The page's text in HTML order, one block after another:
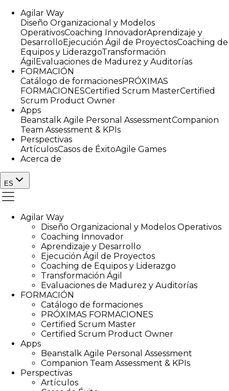
Agilar Way
Diseño Organizacional y Modelos
OperativosCoaching InnovadorAprendizaje y
DesarrolloEjecución Ágil de ProyectosCoaching de
Equipos y LiderazgoTransformación
Ágil Evaluaciones de Madurez y Auditorías
FORMACIÓN
Catálogo de formacionesPRÓXIMAS
FORMACIONESCertified Scrum MasterCertified
Scrum Product Owner
Apps
Beanstalk Agile Personal AssessmentCompanion
Team Assessment & KPIs
Perspectivas
ArtículosCasos de ÉxitoAgile Games
Acerca de
ES
Agilar Way
Diseño Organizacional y Modelos Operativos
Coaching Innovador
Aprendizaje y Desarrollo
Ejecución Ágil de Proyectos
Coaching de Equipos y Liderazgo
Transformación Ágil
Evaluaciones de Madurez y Auditorías
FORMACIÓN
Catálogo de formaciones
PRÓXIMAS FORMACIONES
Certified Scrum Master
Certified Scrum Product Owner
Apps
Beanstalk Agile Personal Assessment
Companion Team Assessment & KPIs
Perspectivas
Artículos